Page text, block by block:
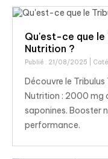
Qu'est-ce que le
Nutrition ?
Publié : 21/08/2025 |
Découvre le
Nutrition : 2000 mg
saponines. Booster
performance.